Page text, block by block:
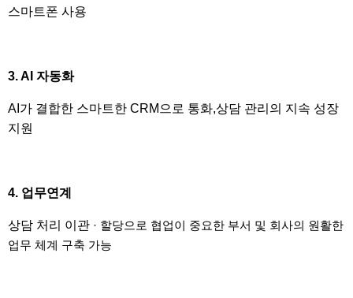
스마트폰 사용
3. AI 자동화
AI가 결합한 스마트한 CRM으로 통화,상담 관리의 지속 성장
지원
4. 업무연계
상담 처리 이관 · 할당으로 협업이 중요한 부서 및 회사의 원활한
업무 체계 구축 가능